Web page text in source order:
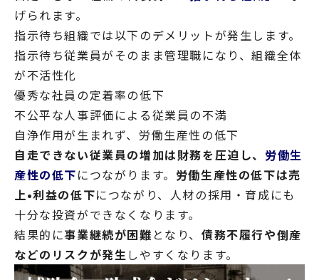
げられます。
指示待ち組織では以下のデメリットが発生します。
指示待ち従業員がそのまま管理職になり、組織全体
が不活性化
優秀な社員の定着率の低下
不公平な人事評価による従業員の不満
自浄作用が生まれず、労働生産性の低下
自走できない従業員の増加は財務を圧迫し、 労働生
産性の低下につながります。 労働生産性の低下は売
上•利益の低下につながり、人材の採用・育成にも
十分な投資ができなくなります。
結果的に事業継続が困難 となり、債務不履行や倒産
などのリスクが発生しやすくなります。